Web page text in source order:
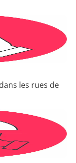
les rues de